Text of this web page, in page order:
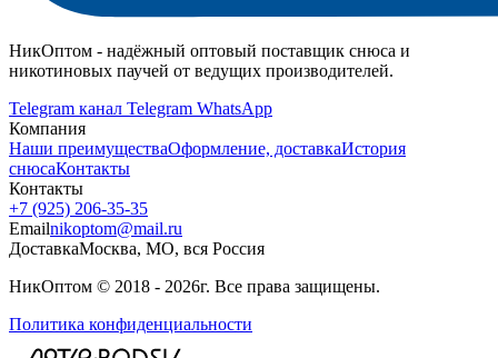
НикОптом - надёжный оптовый поставщик снюса и
никотиновых паучей от ведущих производителей.
Telegram канал Telegram WhatsApp
Компания
Наши преимуществаОформление, доставкаИстория
снюсаКонтакты
Контакты
+7 (925) 206‑35‑35
Emailnikoptom@mail.ru
ДоставкаМосква, МО, вся Россия
НикОптом © 2018 - 2026г. Все права защищены.
Политика конфиденциальности